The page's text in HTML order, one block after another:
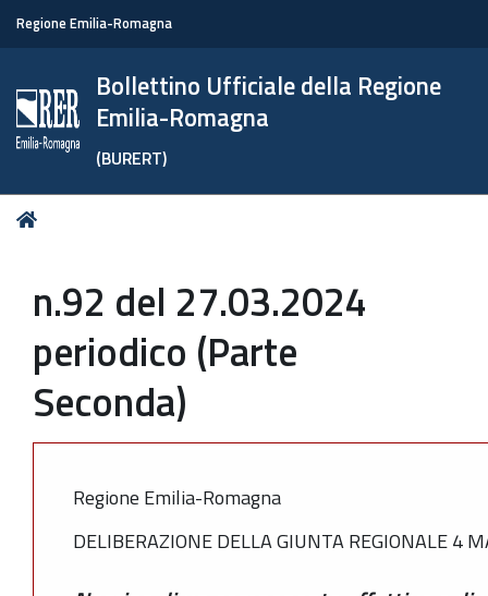
Regione Emilia-Romagna
Bollettino Ufficiale della Regione
Emilia-Romagna
(BURERT)
Tu
n.92 del 27.03.2024
periodico (Parte
Seconda)
Regione Emilia-Romagna
DELIBERAZIONE DELLA GIUNTA REGIONALE 4